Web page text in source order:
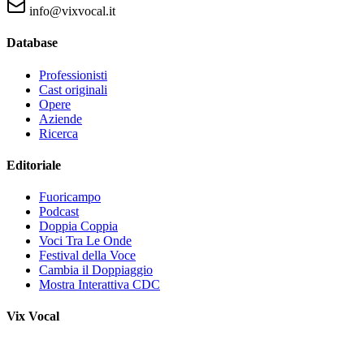
info@vixvocal.it
Database
Professionisti
Cast originali
Opere
Aziende
Ricerca
Editoriale
Fuoricampo
Podcast
Doppia Coppia
Voci Tra Le Onde
Festival della Voce
Cambia il Doppiaggio
Mostra Interattiva CDC
Vix Vocal